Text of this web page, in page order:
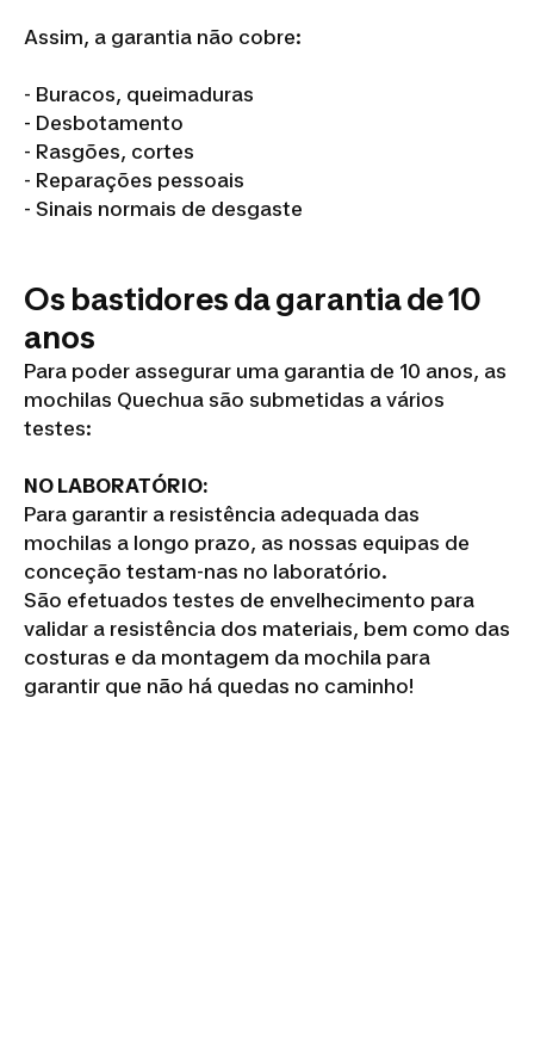
Assim, a garantia não cobre:
- Buracos, queimaduras
- Desbotamento
- Rasgões, cortes
- Reparações pessoais
- Sinais normais de desgaste
Os bastidores da garantia de 10
anos
Para poder assegurar uma garantia de 10 anos, as
mochilas Quechua são submetidas a vários
testes:
NO LABORATÓRIO:
Para garantir a resistência adequada das
mochilas a longo prazo, as nossas equipas de
conceção testam-nas no laboratório.
São efetuados testes de envelhecimento para
validar a resistência dos materiais, bem como das
costuras e da montagem da mochila para
garantir que não há quedas no caminho!